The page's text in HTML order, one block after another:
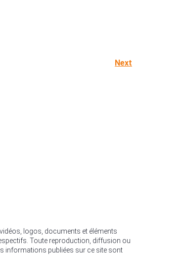
Next
logos, documents et éléments
Toute reproduction, diffusion ou
informations publiées sur ce site sont